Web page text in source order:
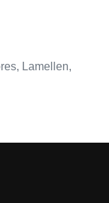
Lamellen,